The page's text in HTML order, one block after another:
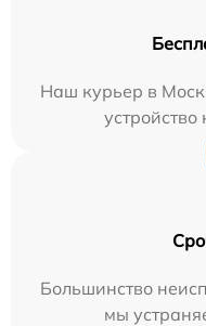
Наш курьер в
Большинство
мы